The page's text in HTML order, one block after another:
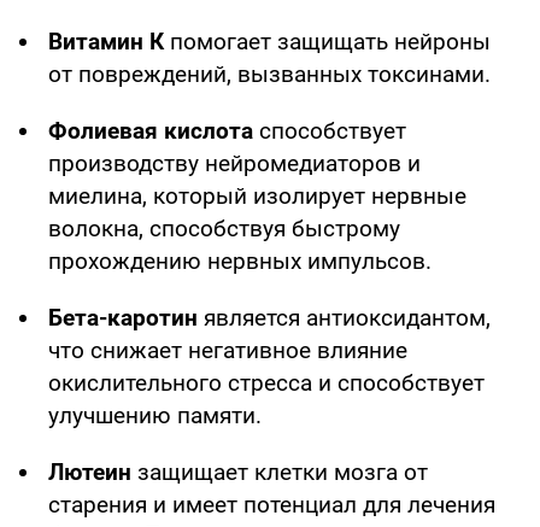
Витамин Кпомогает защищать нейроны
от повреждений, вызванных токсинами.
Фолиевая кислота способствует
производству нейромедиаторов и
миелина, который изолирует нервные
волокна, способствуя быстрому
прохождению нервных импульсов.
Бета-каротин является антиоксидантом,
что снижает негативное влияние
окислительного стресса и способствует
улучшению памяти.
Лютеин защищает клетки мозга от
старения и имеет потенциал для лечения